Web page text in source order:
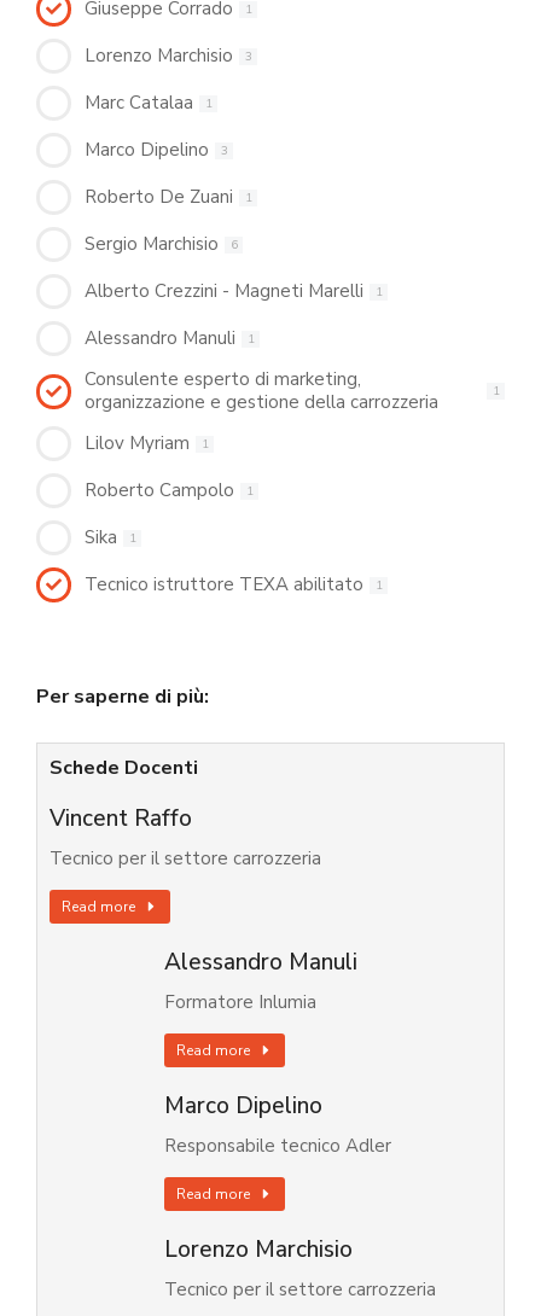
Giuseppe Corrado 1
Lorenzo Marchisio 3
Marc Catalaa 1
Marco Dipelino 3
Roberto De Zuani 1
Sergio Marchisio 6
Alberto Crezzini - Magneti Marelli 1
Alessandro Manuli 1
Consulente esperto di marketing,
organizzazione e gestione della carrozzeria
1
Lilov Myriam 1
Roberto Campolo 1
Sika 1
Tecnico istruttore TEXA abilitato 1
Per saperne di più:
Schede Docenti
Vincent Raffo
Tecnico per il settore carrozzeria
Read more
Alessandro Manuli
Formatore Inlumia
Read more
Marco Dipelino
Responsabile tecnico Adler
Read more
Lorenzo Marchisio
Tecnico per il settore carrozzeria